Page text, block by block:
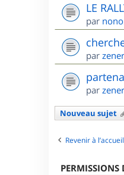
LE
par
par
par
Nouveau sujet
Revenir à
PERMISSIONS